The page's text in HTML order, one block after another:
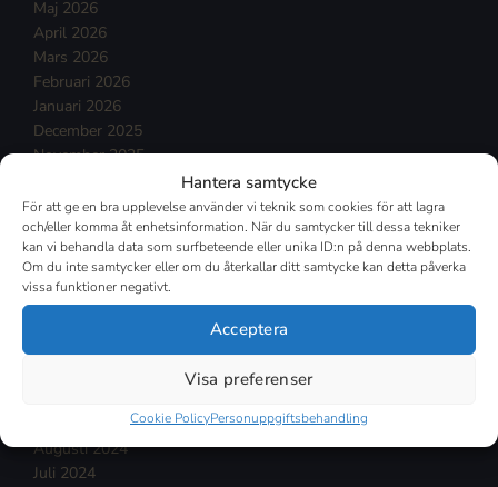
Hantera samtycke
För att ge en bra upplevelse använder vi teknik som cookies för att lagra
och/eller komma åt enhetsinformation. När du samtycker till dessa tekniker
kan vi behandla data som surfbeteende eller unika ID:n på denna webbplats.
Om du inte samtycker eller om du återkallar ditt samtycke kan detta påverka
vissa funktioner negativt.
Acceptera
Visa preferenser
Cookie PolicyPersonuppgiftsbehandling
Maj 2026
April 2026
Mars 2026
Februari 2026
Januari 2026
December 2025
November 2025
September 2025
Augusti 2025
Juli 2025
Mars 2025
Februari 2025
December 2024
September 2024
Augusti 2024
Juli 2024